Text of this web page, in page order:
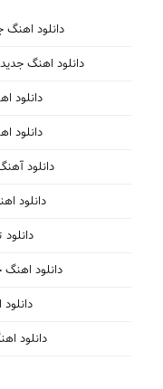
دانلود
دانلود اهنگ
دانلود
دانلود
دانلود
دانلود
دانلود
دانلود